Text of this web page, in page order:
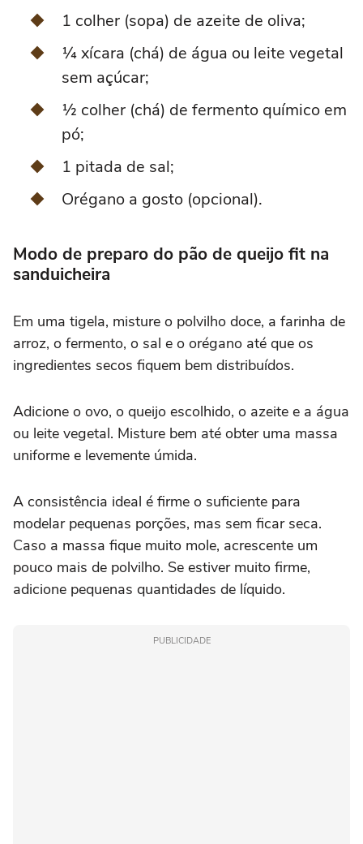
1 colher (sopa) de azeite de oliva;
¼ xícara (chá) de água ou leite vegetal
sem açúcar;
½ colher (chá) de fermento químico em
pó;
1 pitada de sal;
Orégano a gosto (opcional).
Modo de preparo do pão de queijo fit na
sanduicheira
Em uma tigela, misture o polvilho doce, a farinha de
arroz, o fermento, o sal e o orégano até que os
ingredientes secos fiquem bem distribuídos.
Adicione o ovo, o queijo escolhido, o azeite e a água
ou leite vegetal. Misture bem até obter uma massa
uniforme e levemente úmida.
A consistência ideal é firme o suficiente para
modelar pequenas porções, mas sem ficar seca.
Caso a massa fique muito mole, acrescente um
pouco mais de polvilho. Se estiver muito firme,
adicione pequenas quantidades de líquido.
PUBLICIDADE